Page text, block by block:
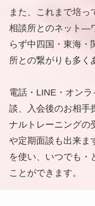
また、これまで培っ
相談所とのネット―
らず中四国・東海・
所との繋がりも多く
電話・LINE・オン
談、入会後のお相手
ナルトレーニングの
や定期面談も出来ま
を使い、いつでも・
ことができます。